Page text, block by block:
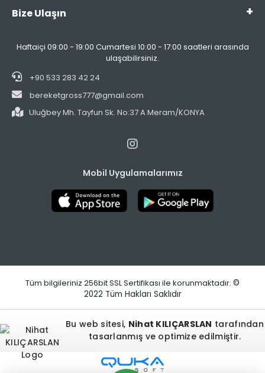
Bize Ulaşın
Haftaiçi 09:00 - 19:00 Cumartesi 10:00 - 17:00 saatleri arasında
ulaşabilirsiniz.
+90 533 283 42 24
bereketgross777@gmail.com
Uluğbey Mh. Tayfun Sk. No:37 A Meram/KONYA
Mobil Uygulamalarımız
Tüm bilgileriniz 256bit SSL Sertifikası ile korunmaktadır. ©
2022 Tüm Hakları Saklıdır
Bu web sitesi, Nihat KILIÇARSLAN tarafından
tasarlanmış ve optimize edilmiştir.